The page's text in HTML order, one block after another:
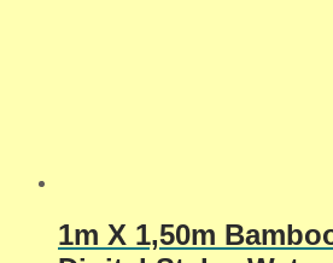
1m X 1,50m